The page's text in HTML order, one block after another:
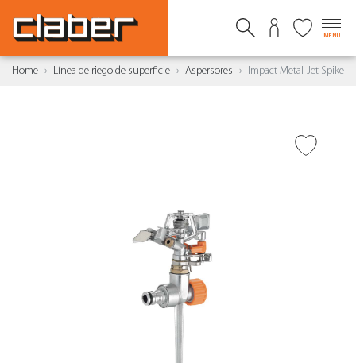
MENU
Home Línea de riego de superficie Aspersores Impact Metal-Jet Spike